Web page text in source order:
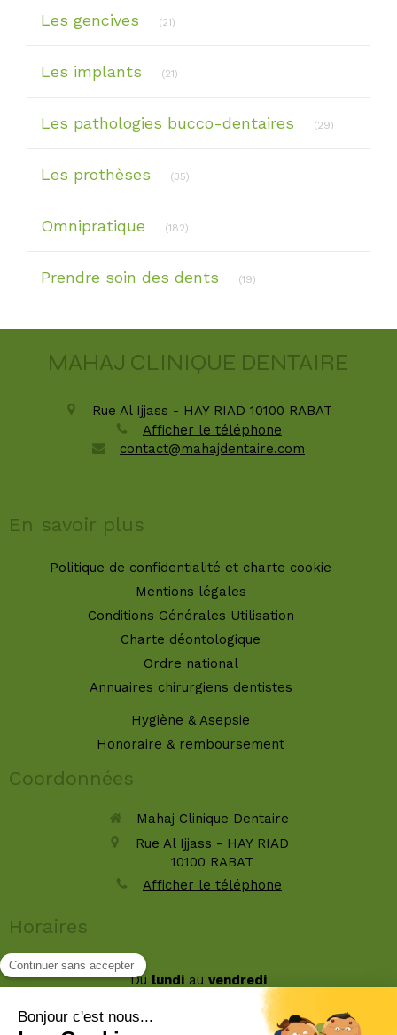
Les gencives (21)
Les implants (21)
Les pathologies bucco-dentaires (29)
Les prothèses (35)
Omnipratique (182)
Prendre soin des dents (19)
MAHAJ CLINIQUE DENTAIRE
Rue Al Ijjass - HAY RIAD 10100 RABAT
Afficher le téléphone
contact@mahajdentaire.com
En savoir plus
Politique de confidentialité et charte cookie
Mentions légales
Conditions Générales Utilisation
Charte déontologique
Ordre national
Annuaires chirurgiens dentistes
Hygiène & Asepsie
Honoraire & remboursement
Coordonnées
Mahaj Clinique Dentaire
Rue Al Ijjass - HAY RIAD
10100 RABAT
Afficher le téléphone
Horaires
Du lundi au vendredi